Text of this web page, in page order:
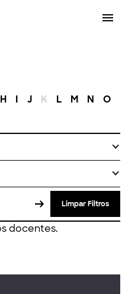
H I J K L M N O
Limpar Filtros
docentes.